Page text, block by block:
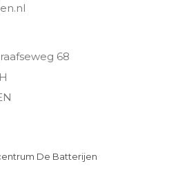
68
De Batterijen